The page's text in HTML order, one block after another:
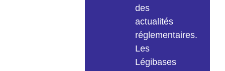
des
actualités
réglementaires.
Les
Légibases